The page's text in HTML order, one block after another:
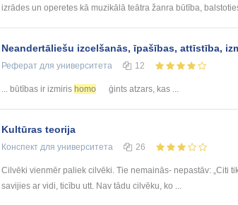
izrādes un operetes kā muzikālā teātra žanra būtība,
Neandertāliešu izcelšanās, īpašības, attīstība,
Реферат для университета 12
... būtības ir izmiris homo ģints atzars, kas ...
Kultūras teorija
Конспект для университета 26
Cilvēki vienmēr paliek cilvēki. Tie nemainās- nepastāv: „Citi
savijies ar vidi, ticību utt. Nav tādu cilvēku, ko ...